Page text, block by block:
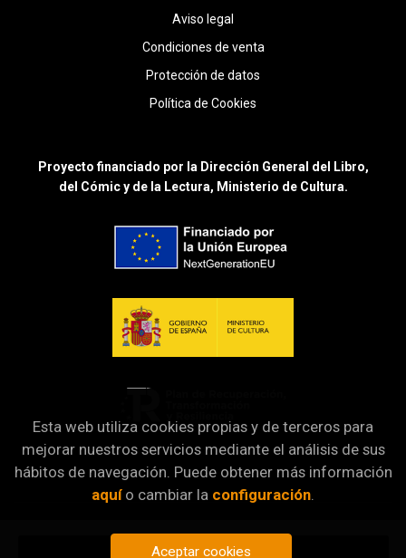
Aviso legal
Condiciones de venta
Protección de datos
Política de Cookies
Proyecto financiado por la Dirección General del Libro,
del Cómic y de la Lectura, Ministerio de Cultura.
Esta web utiliza cookies propias y de terceros para
mejorar nuestros servicios mediante el análisis de sus
hábitos de navegación. Puede obtener más información
aquío cambiar la configuración.
Aceptar cookies